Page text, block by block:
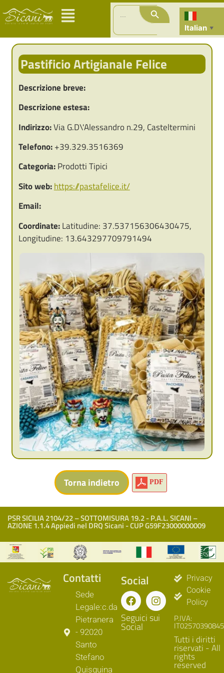
Search
for:
Search Button
Italian ▼
Pastificio Artigianale Felice
Descrizione breve:
Descrizione estesa:
Indirizzo:Via G.D\'Alessandro n.29, Casteltermini
Telefono:+39.329.3516369
Categoria:Prodotti Tipici
Sito web: https://pastafelice.it/
Email:
Coordinate:Latitudine: 37.537156306430475,
Longitudine: 13.643297709791494
PDF
PSR SICILIA 2104/22 – SOTTOMISURA 19.2 - P.A.L. SICANI –
AZIONE 1.1.4 Appiedi nel DRQ Sicani - CUP G59F23000000009
Contatti
Sede
Legale:c.da
Pietranera
- 92020
Santo
Stefano
Quisquina
Social
Seguici sui
Social
Privacy
Cookie
Policy
P.IVA:
IT02570390845
Tutti i diritti
riservati - All
rights
reserved